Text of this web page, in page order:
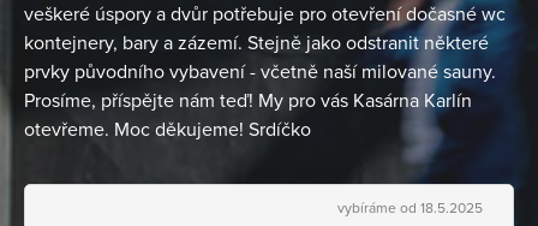
veškeré úspory a dvůr potřebuje pro otevření dočasné wc
kontejnery, bary a zázemí. Stejně jako odstranit některé
prvky původního vybavení - včetně naší milované sauny.
Prosíme, příspějte nám teď! My pro vás Kasárna Karlín
otevřeme. Moc děkujeme! Srdíčko
vybíráme od 18.5.2025